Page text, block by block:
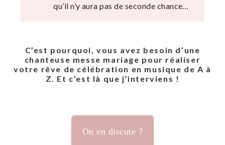
qu’il n’y aura pas de seconde chance…
C’est pourquoi, vous avez besoin d’une
chanteuse messe mariage pour réaliser
votre rêve de célébration en musique de A à
Z. Et c’est là que j’interviens !
On en discute ?